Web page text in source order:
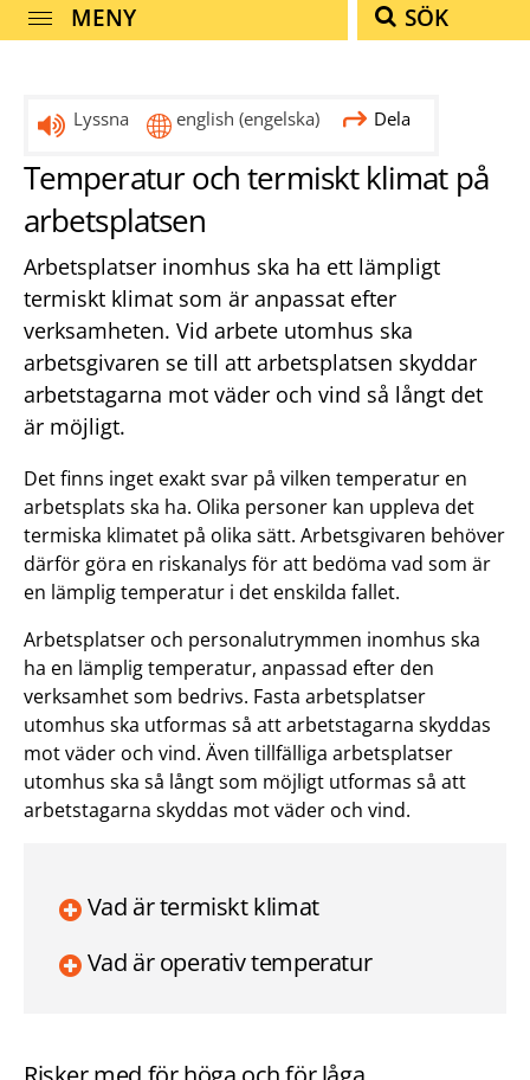
MENY SÖK
Lyssna english (engelska) Dela
Temperatur och termiskt klimat på
arbetsplatsen
Arbetsplatser inomhus ska ha ett lämpligt
termiskt klimat som är anpassat efter
verksamheten. Vid arbete utomhus ska
arbetsgivaren se till att arbetsplatsen skyddar
arbetstagarna mot väder och vind så långt det
är möjligt.
Det finns inget exakt svar på vilken temperatur en
arbetsplats ska ha. Olika personer kan uppleva det
termiska klimatet på olika sätt. Arbetsgivaren behöver
därför göra en riskanalys för att bedöma vad som är
en lämplig temperatur i det enskilda fallet.
Arbetsplatser och personalutrymmen inomhus ska
ha en lämplig temperatur, anpassad efter den
verksamhet som bedrivs. Fasta arbetsplatser
utomhus ska utformas så att arbetstagarna skyddas
mot väder och vind. Även tillfälliga arbetsplatser
utomhus ska så långt som möjligt utformas så att
arbetstagarna skyddas mot väder och vind.
Vad är termiskt klimat
Vad är operativ temperatur